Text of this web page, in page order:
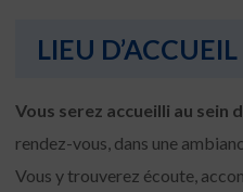
LIEU D’ACCUEIL
Vous serez accueilli au sein
rendez-vous, dans une
Vous y trouverez écoute,